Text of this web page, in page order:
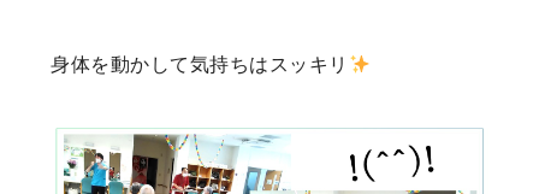
身体を動かして気持ちはスッキリ